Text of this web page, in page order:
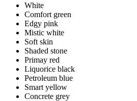
White
Comfort green
Edgy pink
Mistic white
Soft skin
Shaded stone
Primay red
Liquorice black
Petroleum blue
Smart yellow
Concrete grey